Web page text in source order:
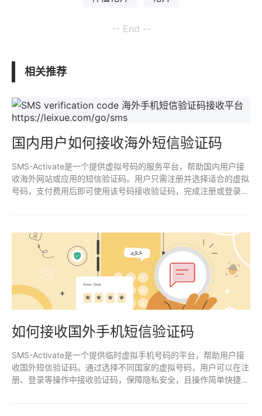
-- End --
相关推荐
国内用户如何接收海外短信验证码
SMS-Activate是一个提供虚拟号码的服务平台，帮助国内用户接
收海外网站或应用的短信验证码。用户只需注册并选择适合的虚拟
号码，支付费用后即可使用该号码接收验证码，完成注册或登录操
如何接收国外手机短信验证码
SMS-Activate是一个提供临时虚拟手机号码的平台，帮助用户接
收国外短信验证码。通过选择不同国家的虚拟号码，用户可以在注
册、登录等操作中接收验证码，保障隐私安全，且操作简单快捷。